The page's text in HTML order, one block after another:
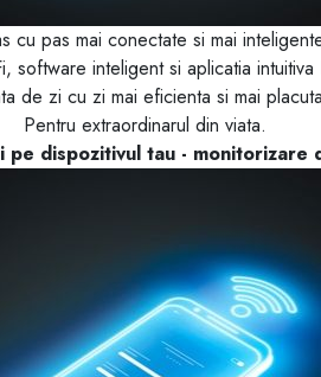
pas mai conectate si mai
inteligent si aplicatia
de zi cu zi mai eficienta si mai
Pentru extraordinarul din viata.
pe dispozitivul tau - monitorizare